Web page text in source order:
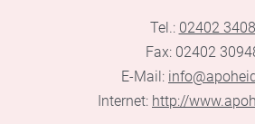
Tel.: 02402 3408
Fax: 02402
E-Mail:
Internet: http://